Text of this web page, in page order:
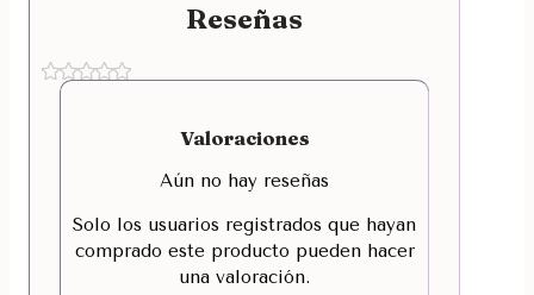
Reseñas
Valoraciones
Aún no hay reseñas
Solo los usuarios registrados que hayan
comprado este producto pueden hacer
una valoración.